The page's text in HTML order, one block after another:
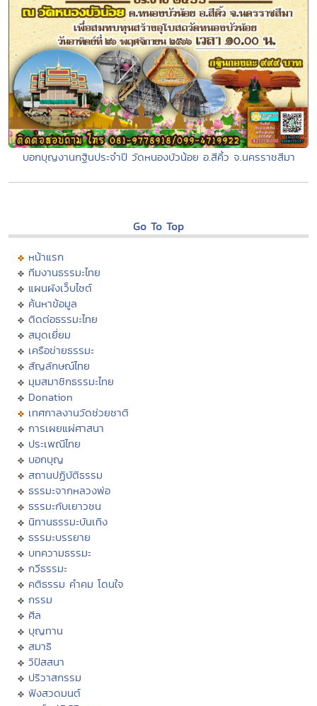
บอกบุญงานกฐินประจำปี วัดหนองบัวน้อย อ.สีคิ้ว จ.นครราชสีมา
Go To Top
หน้าแรก
ทีมงานธรรมะไทย
แผนผังเว็บไซต์
ค้นหาข้อมูล
ติดต่อธรรมะไทย
สมุดเยี่ยม
เครือข่ายธรรมะ
สัญลักษณ์ไทย
มุมสมาชิกธรรมะไทย
Donation
เทศกาลงานวัดช่วยชาติ
การเผยแผ่ศาสนา
ประเพณีไทย
บอกบุญ
สถานปฏิบัติธรรม
ธรรมะจากหลวงพ่อ
ธรรมะกับเยาวชน
นิทานธรรมะบันเทิง
ธรรมะบรรยาย
บทความธรรมะ
กวีธรรมะ
คติธรรม คำคม โดนใจ
กรรม
ศีล
บุญทาน
สมาธิ
วิปัสสนา
ปริวาสกรรม
ฟังสวดมนต์